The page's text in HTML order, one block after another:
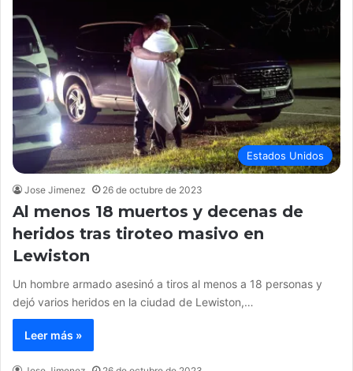
Estados Unidos
Jose Jimenez 26 de octubre de 2023
Al menos 18 muertos y decenas de
heridos tras tiroteo masivo en
Lewiston
Un hombre armado asesinó a tiros al menos a 18 personas y
dejó varios heridos en la ciudad de Lewiston,…
Leer más »